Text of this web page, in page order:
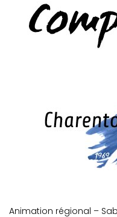
Animation régional –